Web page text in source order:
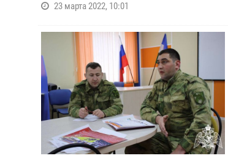
23 марта 2022, 10:01